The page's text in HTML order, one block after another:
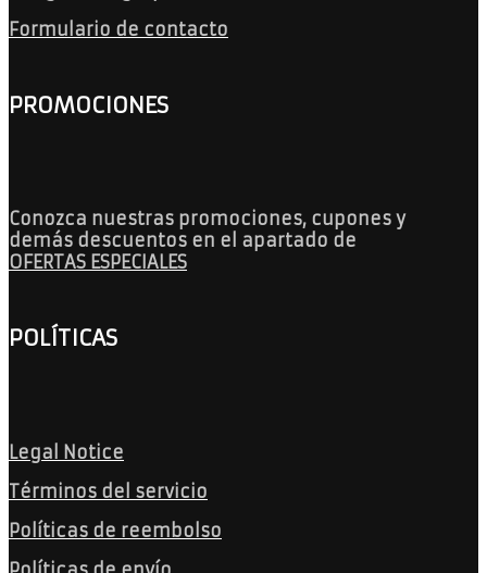
Formulario de contacto
PROMOCIONES
Conozca nuestras promociones, cupones y
demás descuentos en el apartado de
OFERTAS ESPECIALES
POLÍTICAS
Legal Notice
Términos del servicio
Políticas de reembolso